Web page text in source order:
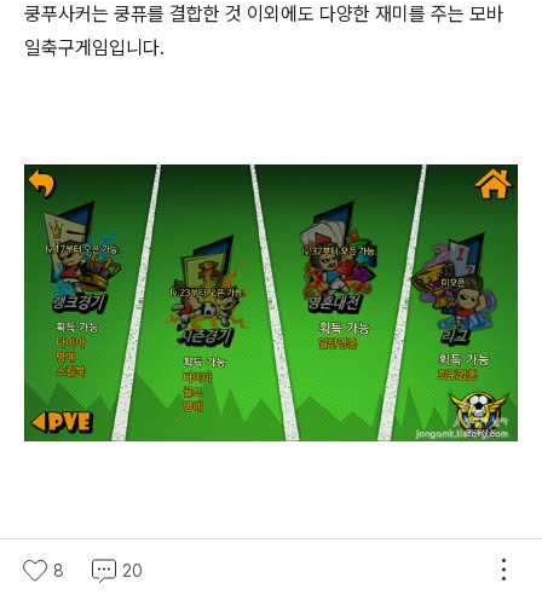
쿵푸사커는 쿵퓨를 결합한 것 이외에도 다양한 재미를 주는 모바
일축구게임입니다.
질주버튼을 통해 드리블을 하는 것 보다는 상대팀의 공을 빼앗아
8 20